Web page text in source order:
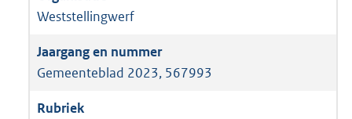
Weststellingwerf
Gemeenteblad 2023, 567993